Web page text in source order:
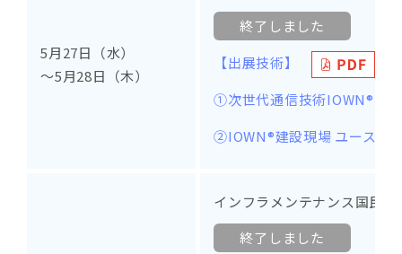
5月27日（水）
～5月28日（木）
終了しました
【出展技術】
①次世代通信技術IOWN®
②IOWN®建設現場 ユースケ
インフラメンテナンス国民
終了しました